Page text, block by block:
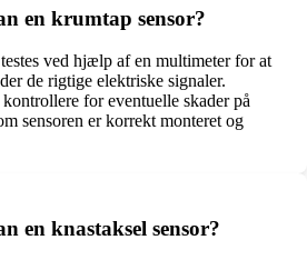
en krumtap sensor?
ved hjælp af en multimeter for at
de rigtige elektriske signaler.
for eventuelle skader på
sensoren er korrekt monteret og
en knastaksel sensor?